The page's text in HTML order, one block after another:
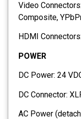
Video
Composite,
HDMI
POWER
DC Power: 24
DC Connector:
AC Power